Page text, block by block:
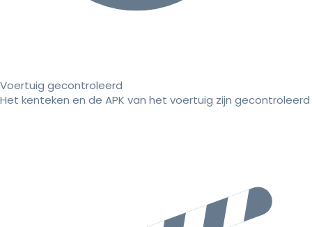
Voertuig gecontroleerd
Het kenteken en de APK van het voertuig zijn gecontroleerd